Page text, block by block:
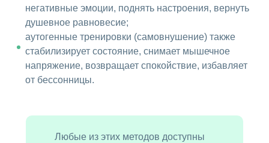
негативные эмоции, поднять настроения, вернуть
душевное равновесие;
аутогенные тренировки (самовнушение) также
стабилизирует состояние, снимает мышечное
напряжение, возвращает спокойствие, избавляет
от бессонницы.
Любые из этих методов доступны